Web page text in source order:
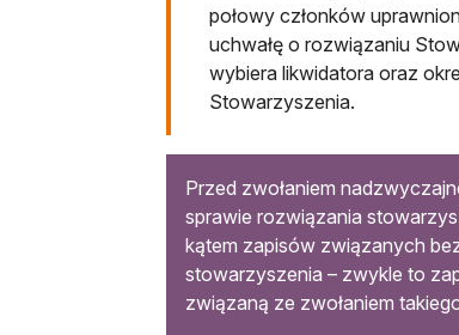
połowy członków
uchwałę o rozwiązaniu
wybiera likwidatora oraz
Stowarzyszenia.
Przed zwołaniem
sprawie rozwiązania
kątem zapisów związanych
stowarzyszenia – zwykle to
związaną ze zwołaniem